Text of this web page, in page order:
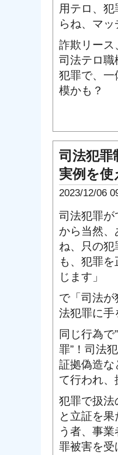
用テロ、
らね、マッ
詐欺リース
司法テロ職
犯罪で、一
模かも？
司法犯罪
実例を使
2023/12/06
司法犯罪が
から当然
ね、只の
も、犯罪
じます」
で「司法
法犯罪に手
同じ行為で
罪”！司法
証拠偽造な
て行われ、
犯罪で扱法
と立証を
う者、事
罪被害を受